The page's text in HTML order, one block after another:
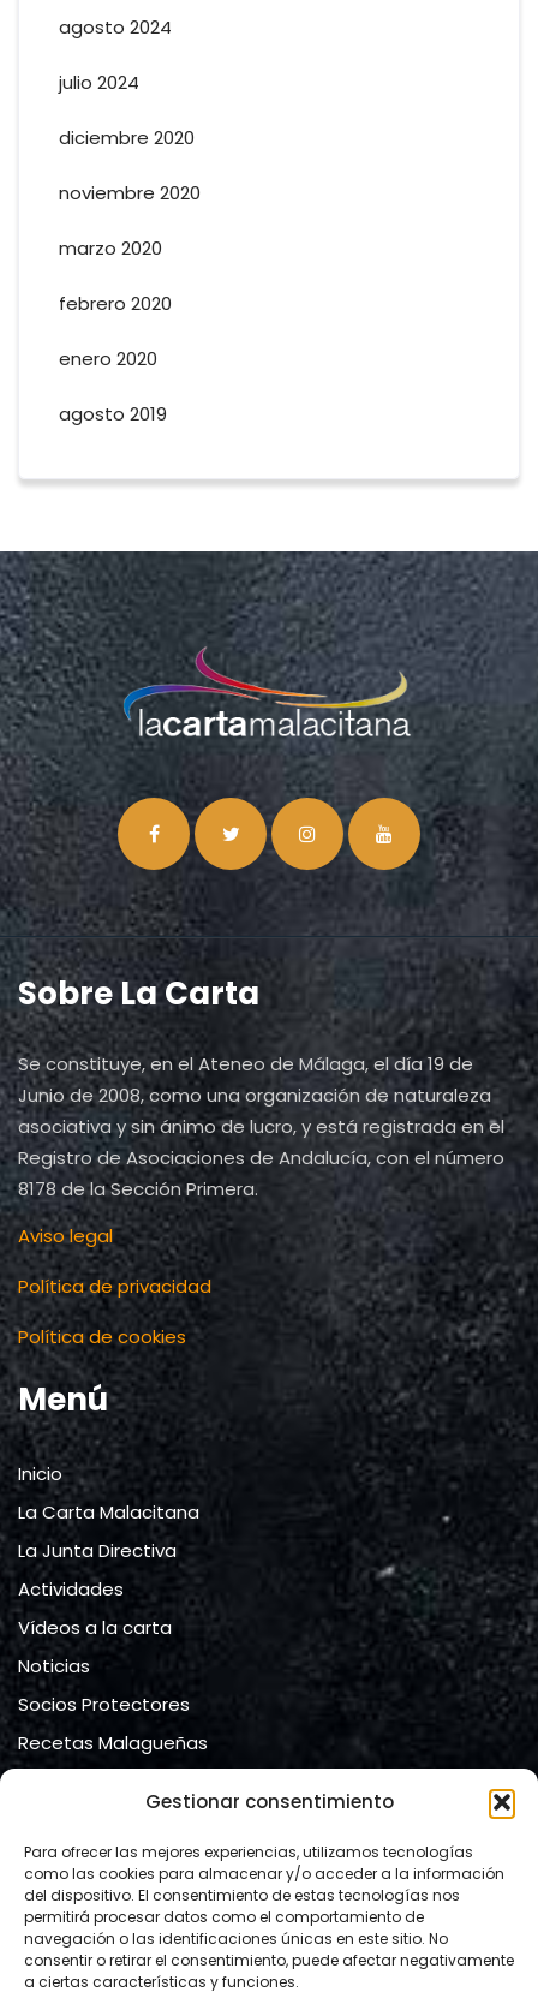
Gestionar consentimiento
Para ofrecer las mejores experiencias, utilizamos tecnologías
como las cookies para almacenar y/o acceder a la información
del dispositivo. El consentimiento de estas tecnologías nos
permitirá procesar datos como el comportamiento de
navegación o las identificaciones únicas en este sitio. No
consentir o retirar el consentimiento, puede afectar negativamente
a ciertas características y funciones.
agosto 2024
julio 2024
diciembre 2020
noviembre 2020
marzo 2020
febrero 2020
enero 2020
agosto 2019
Sobre La Carta
Se constituye, en el Ateneo de Málaga, el día 19 de
Junio de 2008, como una organización de naturaleza
asociativa y sin ánimo de lucro, y está registrada en el
Registro de Asociaciones de Andalucía, con el número
8178 de la Sección Primera.
Aviso legal
Política de privacidad
Política de cookies
Menú
Inicio
La Carta Malacitana
La Junta Directiva
Actividades
Vídeos a la carta
Noticias
Socios Protectores
Recetas Malagueñas
Contacto
Ateneo de Málaga
calle Compañía, nº 2.
29008 Málaga